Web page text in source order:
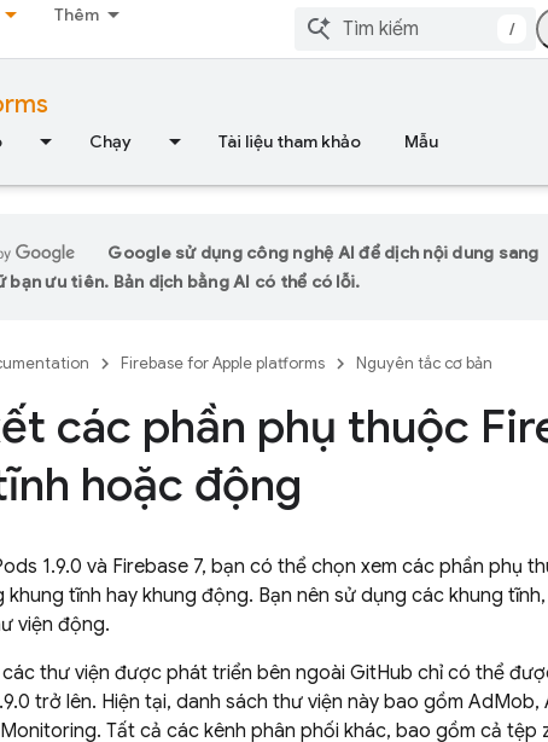
Thêm
/
Chạy Tài liệu tham khảo Mẫu
Google sử dụng công nghệ AI để dịch nội dung sang
bạn ưu tiên. Bản dịch bằng AI có thể có lỗi.
Firebase for Apple platforms Nguyên tắc cơ bản
các phần phụ thuộc
hoặc động
1.9.0 và Firebase 7, bạn có thể chọn xem các phần phụ
tĩnh hay khung động. Bạn nên sử dụng các khung
viện động.
thư viện được phát triển bên ngoài GitHub chỉ có thể
trở lên. Hiện tại, danh sách thư viện này bao gồm AdMob,
. Tất cả các kênh phân phối khác, bao gồm cả tệp